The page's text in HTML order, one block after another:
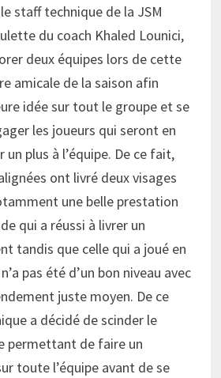
staff technique de la JSM
du coach Khaled Lounici,
deux équipes lors de cette
amicale de la saison afin
idée sur tout le groupe et se
les joueurs qui seront en
un plus à l’équipe. De ce fait,
ont livré deux visages
une belle prestation
qui a réussi à livrer un
tandis que celle qui a joué en
pas été d’un bon niveau avec
juste moyen. De ce
a décidé de scinder le
permettant de faire un
toute l’équipe avant de se